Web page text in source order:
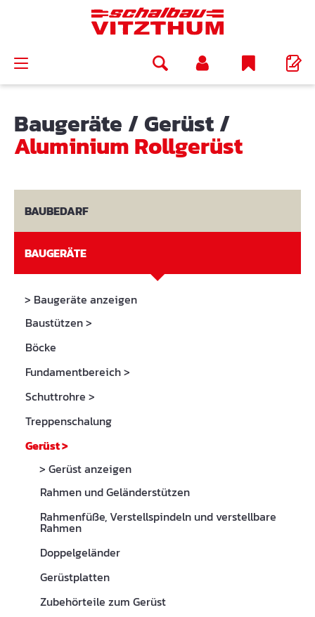
Baugeräte /Gerüst/
Aluminium Rollgerüst
BAUBEDARF
BAUGERÄTE
> Baugeräte anzeigen
Baustützen>
Böcke
Fundamentbereich>
Schuttrohre >
Treppenschalung
Gerüst>
> Gerüst anzeigen
Rahmen und Geländerstützen
Rahmenfüße, Verstellspindeln und verstellbare
Rahmen
Doppelgeländer
Gerüstplatten
Zubehörteile zum Gerüst